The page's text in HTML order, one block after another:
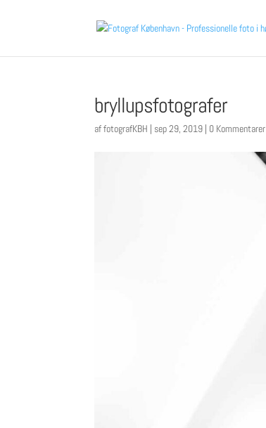
bryllupsfotografer
affotografKBH | sep 29, 2019 | 0 Kommentarer